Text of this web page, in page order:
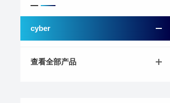
cyber
查看全部产品